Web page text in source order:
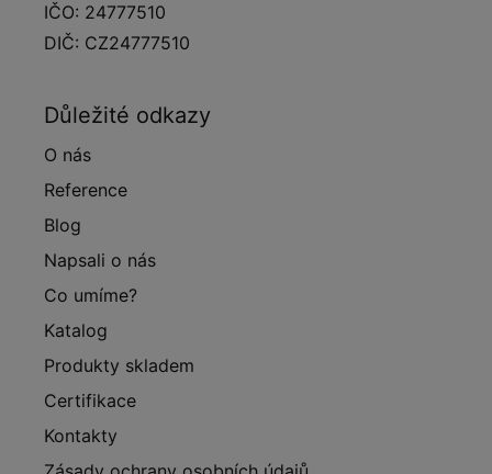
IČO: 24777510
DIČ: CZ24777510
Důležité odkazy
O nás
Reference
Blog
Napsali o nás
Co umíme?
Katalog
Produkty skladem
Certifikace
Kontakty